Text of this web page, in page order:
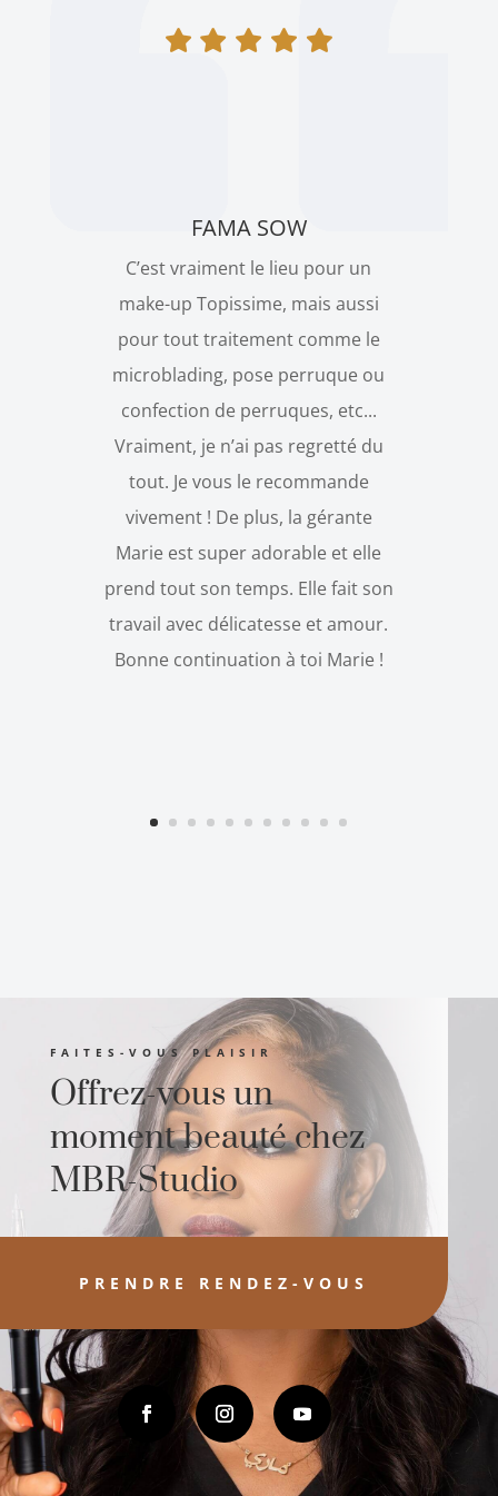
FAMA SOW
C’est vraiment le lieu pour un
make-up Topissime, mais aussi
pour tout traitement comme le
microblading, pose perruque ou
confection de perruques, etc...
Vraiment, je n’ai pas regretté du
tout. Je vous le recommande
vivement ! De plus, la gérante
Marie est super adorable et elle
prend tout son temps. Elle fait son
travail avec délicatesse et amour.
Bonne continuation à toi Marie !
FAITES-VOUS PLAISIR
Offrez-vous un
moment beauté chez
MBR-Studio
PRENDRE RENDEZ-VOUS